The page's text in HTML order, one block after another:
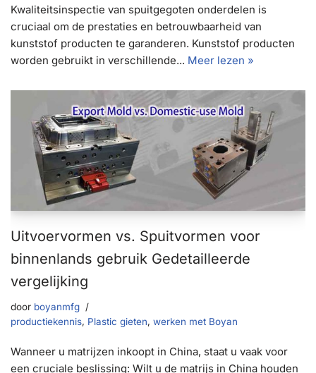
Kwaliteitsinspectie van spuitgegoten onderdelen is
cruciaal om de prestaties en betrouwbaarheid van
kunststof producten te garanderen. Kunststof producten
worden gebruikt in verschillende... Meer lezen »
Uitvoervormen vs. Spuitvormen voor
binnenlands gebruik Gedetailleerde
vergelijking
door boyanmfg
productiekennis, Plastic gieten, werken met Boyan
Wanneer u matrijzen inkoopt in China, staat u vaak voor
een cruciale beslissing: Wilt u de matrijs in China houden